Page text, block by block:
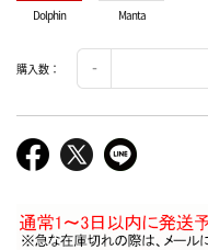
Dolphin Manta
購入数：